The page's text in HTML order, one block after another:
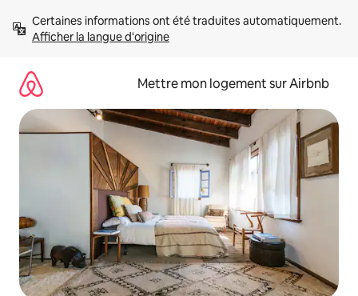
directement
Afficher la langue d'origine
Mettre mon logement sur Airbnb